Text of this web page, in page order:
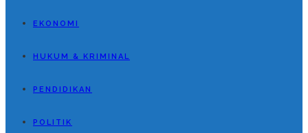
EKONOMI
HUKUM & KRIMINAL
PENDIDIKAN
POLITIK